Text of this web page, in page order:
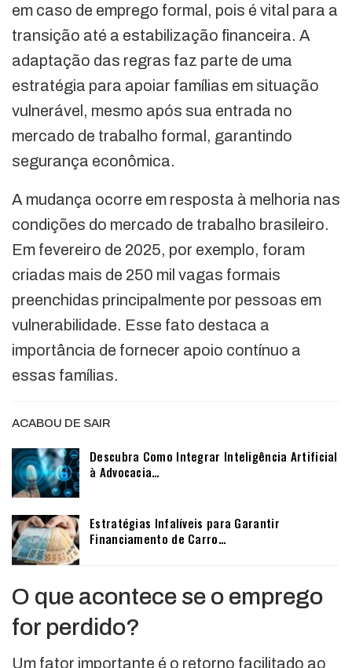
em caso de emprego formal, pois é vital para a
transição até a estabilização financeira. A
adaptação das regras faz parte de uma
estratégia para apoiar famílias em situação
vulnerável, mesmo após sua entrada no
mercado de trabalho formal, garantindo
segurança econômica.
A mudança ocorre em resposta à melhoria nas
condições do mercado de trabalho brasileiro.
Em fevereiro de 2025, por exemplo, foram
criadas mais de 250 mil vagas formais
preenchidas principalmente por pessoas em
vulnerabilidade. Esse fato destaca a
importância de fornecer apoio contínuo a
essas famílias.
ACABOU DE SAIR
Descubra Como Integrar Inteligência Artificial
à Advocacia…
Estratégias Infalíveis para Garantir
Financiamento de Carro…
O que acontece se o emprego
for perdido?
Um fator importante é o retorno facilitado ao